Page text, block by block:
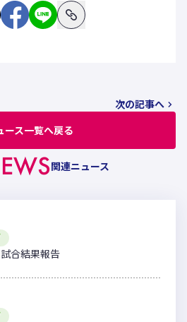
ース一覧へ戻る
次の記事へ
関連ニュース
合結果報告